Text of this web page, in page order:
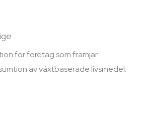
för företag som främjar
av växtbaserade livsmedel.